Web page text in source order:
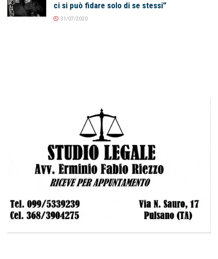
ci si può fidare solo di se stessi”
31/07/2020